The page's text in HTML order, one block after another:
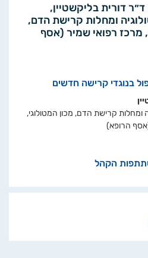
ד״ר דורית בליקשטיין,
ומחלות קרישת הדם,
מרכז רפואי שמיר (אסף
בנוגדי קרישה חדשים
ומחלות קרישת הדם, מכון המטולוגי,
הרופא)
הקהל